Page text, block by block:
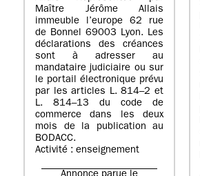
Maître Jérôme Allais
immeuble l’europe 62 rue
de Bonnel 69003 Lyon. Les
déclarations des créances
sont à adresser au
mandataire judiciaire ou sur
le portail électronique prévu
par les articles L. 814–2 et
L. 814–13 du code de
commerce dans les deux
mois de la publication au
BODACC.
Activité : enseignement